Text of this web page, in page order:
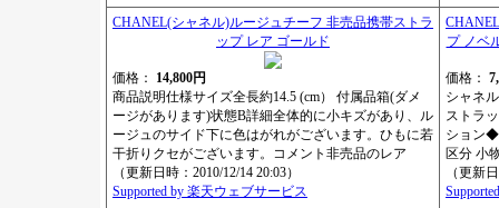
CHANEL(シャネル)ルージュチーフ 非売品携帯ストラ
ップ レア ゴールド
価格： 14,800円
商品説明仕様サイズ全長約14.5 (cm） 付属品箱(ダメ
ージがあります)状態B詳細全体的に小キズがあり、ル
ージュのサイド下に色はがれがございます。ひもに若
干折りクセがございます。コメント非売品のレア
（更新日時：2010/12/14 20:03）
Supported by 楽天ウェブサービス
プ ノベ
価格：
シャネ
ストラ
ション
区分 小
（更新